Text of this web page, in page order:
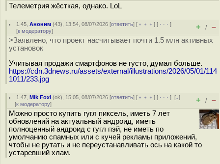
Телеметрия жёсткая, однако. LoL
1.45 ,Аноним (43), 13:54, 08/07/2026 [ответить] [ ﹢﹢﹢] [ · · ·]
[к модератору] + / –
>Заявлено, что проект насчитывает почти 1.5 млн активных
установок
Учитывая продажи смартфонов не густо, думал больше.
https://cdn.3dnews.ru/assets/external/illustrations/2026/05/01/114
1011/233.jpg
1.47 ,Mik Foxi (ok), 15:05, 08/07/2026 [ответить] [ ﹢﹢﹢] [ · · ·][↓]
[к модератору] + / –
Можно просто купить гугл пиксель, иметь 7 лет
обновлений на актуальный андроид, иметь
полноценный андроид с гугл пэй, не иметь по
умолчанию спамных или с кучей рекламы приложений,
чтобы не рутать и не переустанавливать ось на какой то
устаревший хлам.